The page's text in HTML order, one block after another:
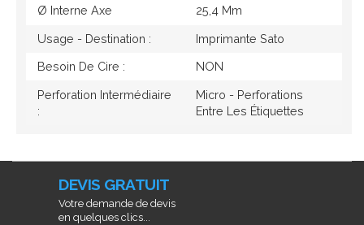
Ø Interne Axe 25,4 Mm
Usage - Destination : Imprimante Sato
Besoin De Cire : NON
Perforation Intermédiaire
:
Micro - Perforations
Entre Les Étiquettes
DEVIS GRATUIT
Votre demande de devis
en quelques clics...